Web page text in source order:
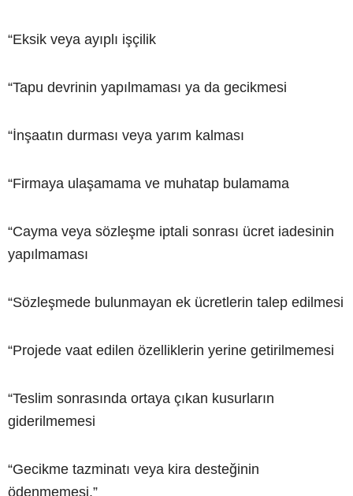
“Eksik veya ayıplı işçilik
“Tapu devrinin yapılmaması ya da gecikmesi
“İnşaatın durması veya yarım kalması
“Firmaya ulaşamama ve muhatap bulamama
“Cayma veya sözleşme iptali sonrası ücret iadesinin
yapılmaması
“Sözleşmede bulunmayan ek ücretlerin talep edilmesi
“Projede vaat edilen özelliklerin yerine getirilmemesi
“Teslim sonrasında ortaya çıkan kusurların
giderilmemesi
“Gecikme tazminatı veya kira desteğinin
ödenmemesi.”